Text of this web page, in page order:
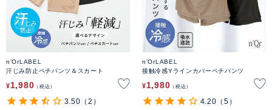
n'OrLABEL
汗じみ防止ペチパンツ＆スカート
¥1,980 税込
3.50 （2）
n'OrLABEL
接触冷感Yラインカバーペチパンツ
¥1,980 税込
4.20 （5）